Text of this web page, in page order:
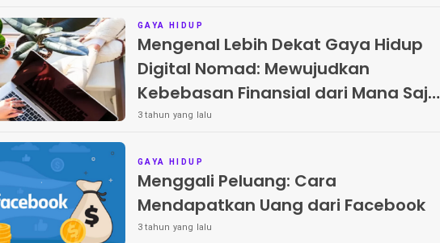
GAYA HIDUP
Mengenal Lebih Dekat Gaya Hidup
Digital Nomad: Mewujudkan
Kebebasan Finansial dari Mana Saja
di Dunia
3 tahun yang lalu
GAYA HIDUP
Menggali Peluang: Cara
Mendapatkan Uang dari Facebook
3 tahun yang lalu